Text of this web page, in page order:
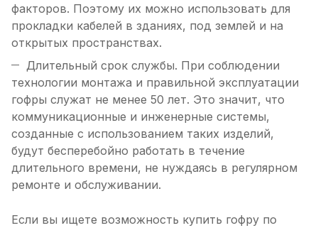
факторов. Поэтому их можно использовать для
прокладки кабелей в зданиях, под землей и на
открытых пространствах.
Длительный срок службы. При соблюдении
технологии монтажа и правильной эксплуатации
гофры служат не менее 50 лет. Это значит, что
коммуникационные и инженерные системы,
созданные с использованием таких изделий,
будут бесперебойно работать в течение
длительного времени, не нуждаясь в регулярном
ремонте и обслуживании.
Если вы ищете возможность купить гофру по